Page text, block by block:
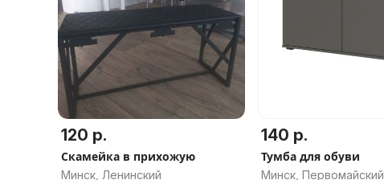
120 р.
Скамейка в прихожую
Минск, Ленинский
140 р.
Тумба для обуви
Минск, Первомайский